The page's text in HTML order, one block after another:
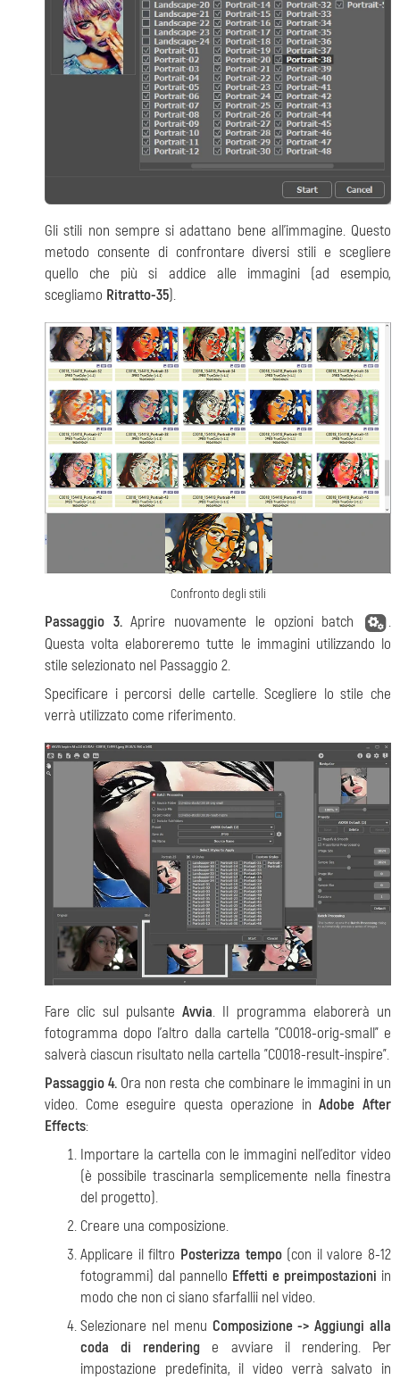
Gli stili non sempre si adattano bene all'immagine. Questo
metodo consente di confrontare diversi stili e scegliere
quello che più si addice alle immagini (ad esempio,
scegliamo Ritratto-35).
Confronto degli stili
Passaggio 3.Aprire nuovamente le opzioni batch
.
Questa volta elaboreremo tutte le immagini utilizzando lo
stile selezionato nel Passaggio 2.
Specificare i percorsi delle cartelle. Scegliere lo stile che
verrà utilizzato come riferimento.
Fare clic sul pulsante Avvia. Il programma elaborerà un
fotogramma dopo l'altro dalla cartella "C0018-orig-small" e
salverà ciascun risultato nella cartella "C0018-result-inspire".
Passaggio 4. Ora non resta che combinare le immagini in un
video. Come eseguire questa operazione inAdobe After
Effects:
Importare la cartella con le immagini nell'editor video
(è possibile trascinarla semplicemente nella finestra
del progetto).
Creare una composizione.
Applicare il filtro Posterizza tempo(con il valore 8-12
fotogrammi) dal pannello Effetti e preimpostazioni in
modo che non ci siano sfarfallii nel video.
Selezionare nel menu Composizione -> Aggiungi alla
coda di rendering e avviare il rendering. Per
impostazione predefinita, il video verrà salvato in